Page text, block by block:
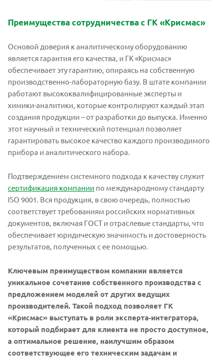
Преимущества сотрудничества с ГК «Крисмас»
Основой доверия к аналитическому оборудованию
является гарантия его качества, и ГК «Крисмас»
обеспечивает эту гарантию, опираясь на собственную
производственно-лабораторную базу. В штате компании
работают высококвалифицированные эксперты и
химики-аналитики, которые контролируют каждый этап
создания продукции – от разработки до выпуска. Именно
этот научный и технический потенциал позволяет
гарантировать высокое качество каждого производимого
прибора и аналитического набора.
Подтверждением системного подхода к качеству служит
сертификация компании по международному стандарту
ISO 9001. Вся продукция, в свою очередь, полностью
соответствует требованиям российских нормативных
документов, включая ГОСТ и отраслевые стандарты, что
обеспечивает юридическую значимость и достоверность
результатов, полученных с ее помощью.
Ключевым преимуществом компании является
уникальное сочетание собственного производства с
предложением моделей от других ведущих
производителей. Такой подход позволяет ГК
«Крисмас» выступать в роли эксперта-интегратора,
который подбирает для клиента не просто доступное,
а оптимальное решение, наилучшим образом
соответствующее его техническим задачам и